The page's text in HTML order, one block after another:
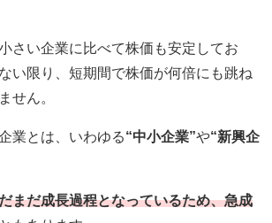
さい企業に比べて株価も安定してお
い限り、短期間で株価が何倍にも跳ね
せん。
業とは、いわゆる“中小企業”や“新興企
まだ成長過程となっているため、急成